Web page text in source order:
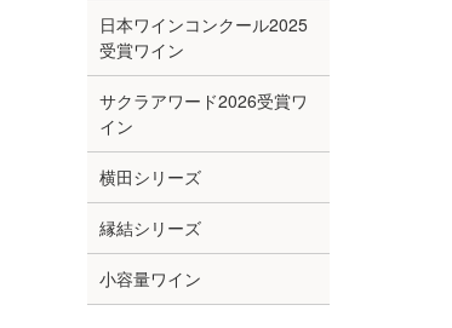
日本ワインコンクール2025
受賞ワイン
サクラアワード2026受賞ワ
イン
横田シリーズ
縁結シリーズ
小容量ワイン